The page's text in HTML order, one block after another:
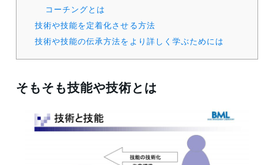
コーチングとは
技術や技能を定着化させる方法
技術や技能の伝承方法をより詳しく学ぶためには
そもそも技能や技術とは